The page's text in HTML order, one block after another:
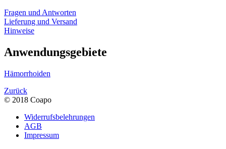
Fragen und Antworten
Lieferung und Versand
Hinweise
Anwendungsgebiete
Hämorrhoiden
Zurück
© 2018 Coapo
Widerrufsbelehrungen
AGB
Impressum